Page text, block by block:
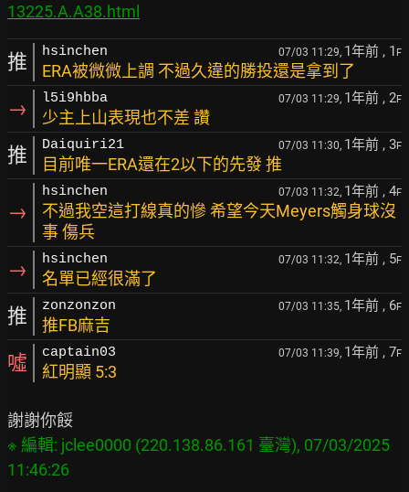
13225.A.A38.html
推 hsinchen 07/03 11:29, 1年前 , 1 F
ERA被微微上調 不過久違的勝投還是拿到了
→ l5i9hbba 07/03 11:29, 1年前 , 2F
少主上山表現也不差 讚
推 Daiquiri21 07/03 11:30, 1年前 , 3F
目前唯一ERA還在2以下的先發 推
→
hsinchen 07/03 11:32, 1年前 , 4F
不過我空這打線真的慘 希望今天Meyers觸身球沒
事 傷兵
→ hsinchen 07/03 11:32, 1年前 , 5F
名單已經很滿了
推 zonzonzon 07/03 11:35, 1年前 , 6F
推FB麻吉
噓 captain03 07/03 11:39, 1年前 , 7F
紅明顯 5:3
※ 編輯: jclee0000 (220.138.86.161 臺灣), 07/03/2025